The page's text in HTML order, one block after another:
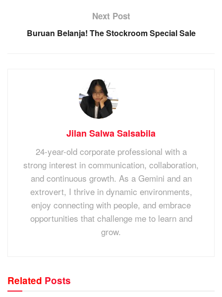
Next Post
Buruan Belanja! The Stockroom Special Sale
Jilan Salwa Salsabila
24-year-old corporate professional with a
strong interest in communication, collaboration,
and continuous growth. As a Gemini and an
extrovert, I thrive in dynamic environments,
enjoy connecting with people, and embrace
opportunities that challenge me to learn and
grow.
Related Posts